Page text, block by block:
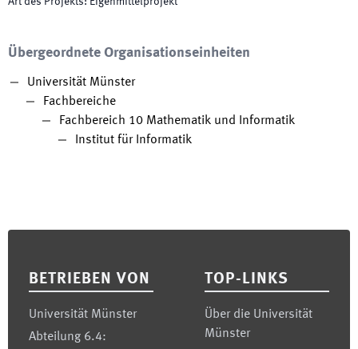
Übergeordnete Organisationseinheiten
Universität Münster
Fachbereiche
Fachbereich 10 Mathematik und Informatik
Institut für Informatik
BETRIEBEN VON
Universität Münster
Abteilung 6.4:
TOP-LINKS
Über die Universität
Münster